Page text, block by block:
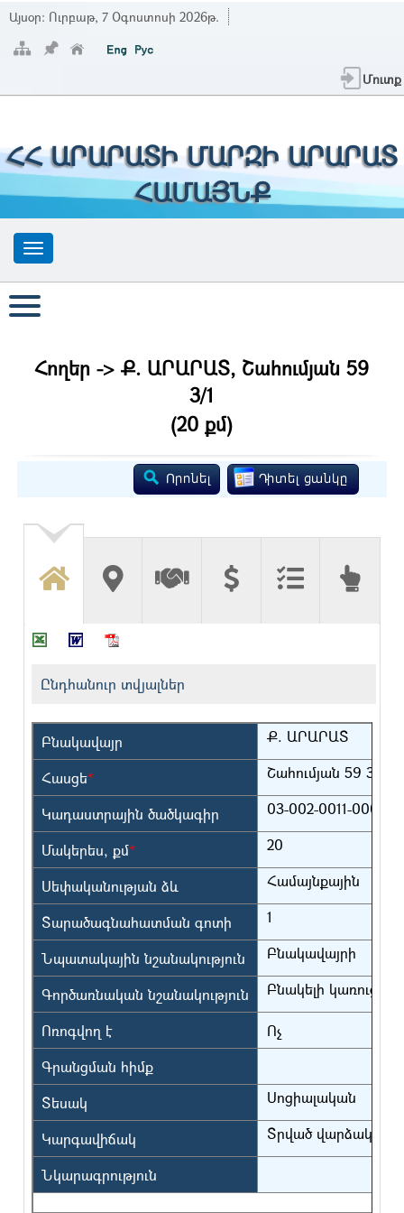
Այսօր: Ուրբաթ, 7 Օգոստոսի 2026թ.
Մուտք
ՀՀ ԱՐԱՐԱՏԻ ՄԱՐԶԻ ԱՐԱՐԱՏ
ՀԱՄԱՅՆՔ
Հողեր -> Ք. ԱՐԱՐԱՏ, Շահումյան 59
3/1
(20 քմ)
Ընդհանուր տվյալներ
Բնակավայր Ք. ԱՐԱՐԱՏ
Հասցե* Շահումյան 59 3/1
Կադաստրային ծածկագիր 03-002-0011-0001
Մակերես, քմ* 20
Սեփականության ձև Համայնքային
Տարածագնահատման գոտի 1
Նպատակային նշանակություն Բնակավայրի
Գործառնական նշանակություն Բնակելի
Ոռոգվող է
Ոչ
Գրանցման հիմք
Տեսակ
Սոցիալական
Կարգավիճակ Տրված
Նկարագրություն